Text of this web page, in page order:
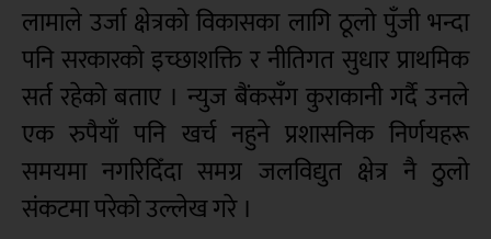
लामाले उर्जा क्षेत्रको विकासका लागि ठूलो पुँजी भन्दा
पनि सरकारको इच्छाशक्ति र नीतिगत सुधार प्राथमिक
सर्त रहेको बताए । न्युज बैंकसँग कुराकानी गर्दै उनले
एक रुपैयाँ पनि खर्च नहुने प्रशासनिक निर्णयहरू
समयमा नगरिदिँदा समग्र जलविद्युत क्षेत्र नै ठुलो
संकटमा परेको उल्लेख गरे ।